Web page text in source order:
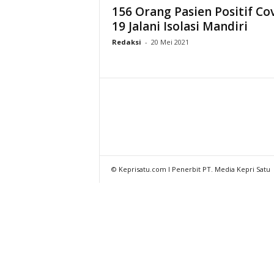
156 Orang Pasien Positif
19 Jalani Isolasi Mandiri
Redaksi - 20 Mei 2021
© Keprisatu.com I Penerbit PT. Media Kepri Satu